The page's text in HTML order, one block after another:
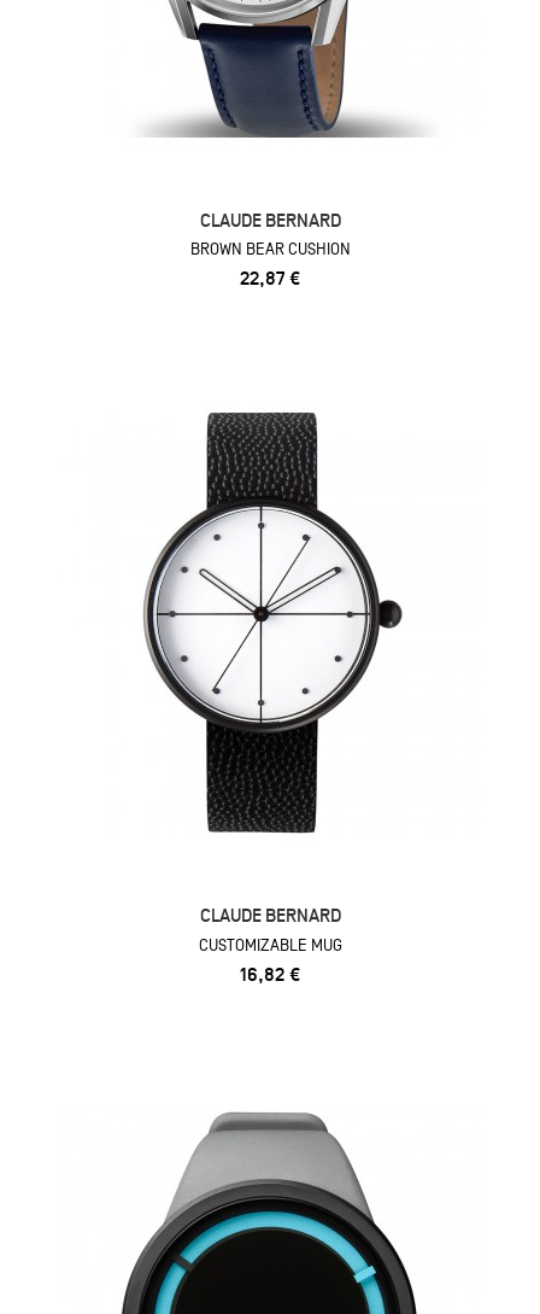
CLAUDE BERNARD
BROWN BEAR CUSHION
22,87 €
CLAUDE BERNARD
CUSTOMIZABLE MUG
16,82 €